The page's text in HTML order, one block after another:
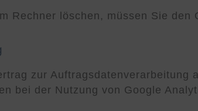
Rechner löschen, müssen Sie den
zur Auftragsdatenverarbeitung
bei der Nutzung von Google